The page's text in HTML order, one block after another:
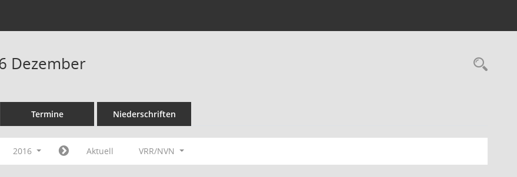
Dezember
Termine Niederschriften
2016 Aktuell VRR/NVN